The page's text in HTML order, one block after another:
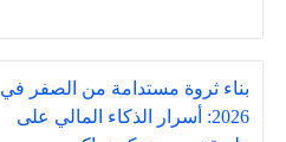
بناء ثروة مستدامة من الصفر في
2026: أسرار الذكاء المالي على